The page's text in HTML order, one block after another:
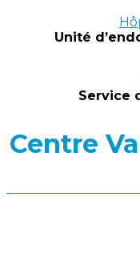
Unité
Service
Centre